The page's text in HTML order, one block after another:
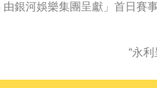
由銀河娛樂集團呈獻」首日賽
“永